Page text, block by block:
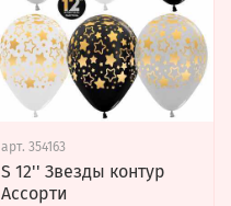
арт. 354163
S 12'' Звезды контур
Ассорти